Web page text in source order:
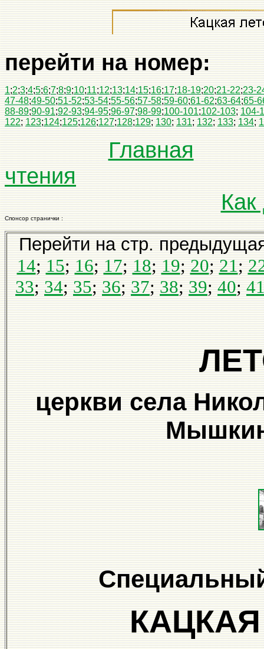
перейти на номер:
1;2;3;4;5;6;7;8;9;10;11;12;13;14;15;16;17;18-19;20;21-22;23-
47-48;49-50;51-52;53-54;55-56;57-58;59-60;61-62;63-64;65-
88-89;90-91;92-93;94-95;96-97;98-99;100-101;102-103; 104-
122;123;124;125;126;127;128;129;130;131;132;133;134;
Главная
чтения
Как
Спонсор странички :
Перейти на стр.
14;15;16;17;18;19;20;21;
33;34;35;36;37;38;39;40;
церкви села